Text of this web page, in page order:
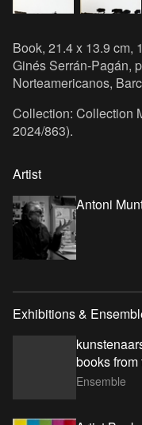
Book, 21.4 x 13.9 cm,
Ginés Serrán-Pagán,
Norteamericanos,
Collection: Collection
2024/863).
Artist
Antoni
Exhibitions &
books from
Ensemble